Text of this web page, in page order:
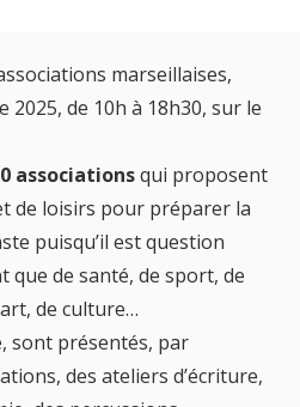
marseillaises,
de 10h à 18h30, sur le
associationsqui proposent
de loisirs pour préparer la
puisqu’il est question
que de santé, de sport, de
de culture…
sont présentés, par
des ateliers d’écriture,